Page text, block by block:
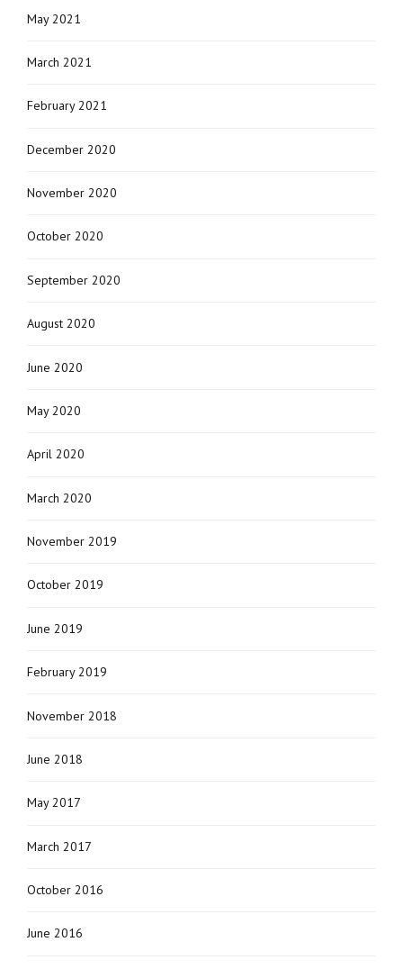
May 2021
March 2021
February 2021
December 2020
November 2020
October 2020
September 2020
August 2020
June 2020
May 2020
April 2020
March 2020
November 2019
October 2019
June 2019
February 2019
November 2018
June 2018
May 2017
March 2017
October 2016
June 2016